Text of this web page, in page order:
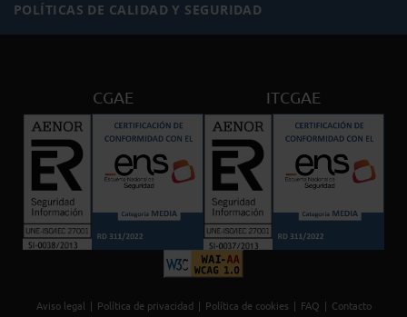
POLÍTICAS DE CALIDAD Y SEGURIDAD
CGAE ITCGAE
Aviso legal Política de privacidad Política de cookies FAQ Contacto